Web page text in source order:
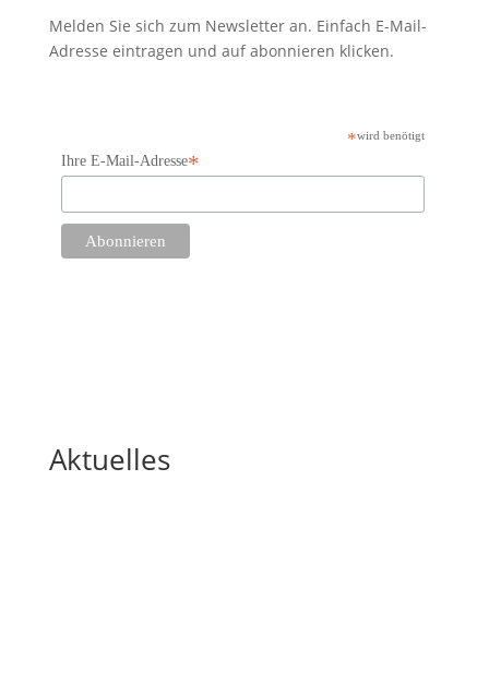
Melden Sie sich zum Newsletter an. Einfach E-Mail-
Adresse eintragen und auf abonnieren klicken.
*wird benötigt
Ihre E-Mail-Adresse*
Aktuelles